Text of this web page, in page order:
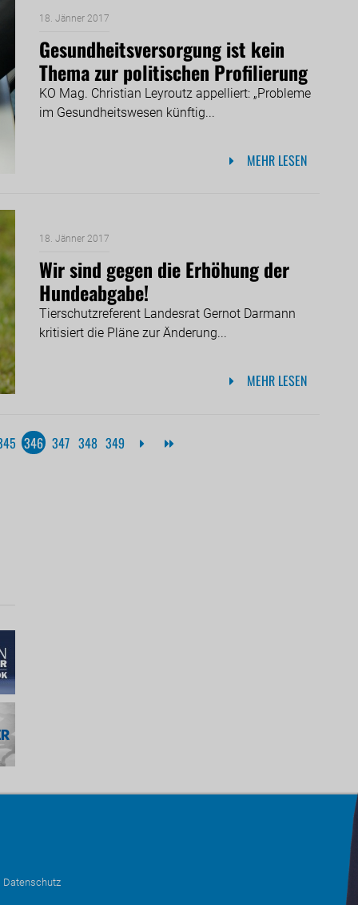
18. Jänner 2017
Gesundheitsversorgung ist kein
Thema zur politischen Profilierung
KO Mag. Christian Leyroutz appelliert: „Probleme
im Gesundheitswesen künftig...
MEHR LESEN
18. Jänner 2017
Wir sind gegen die Erhöhung der
Hundeabgabe!
Tierschutzreferent Landesrat Gernot Darmann
kritisiert die Pläne zur Änderung...
MEHR LESEN
346 347 348 349
Datenschutz